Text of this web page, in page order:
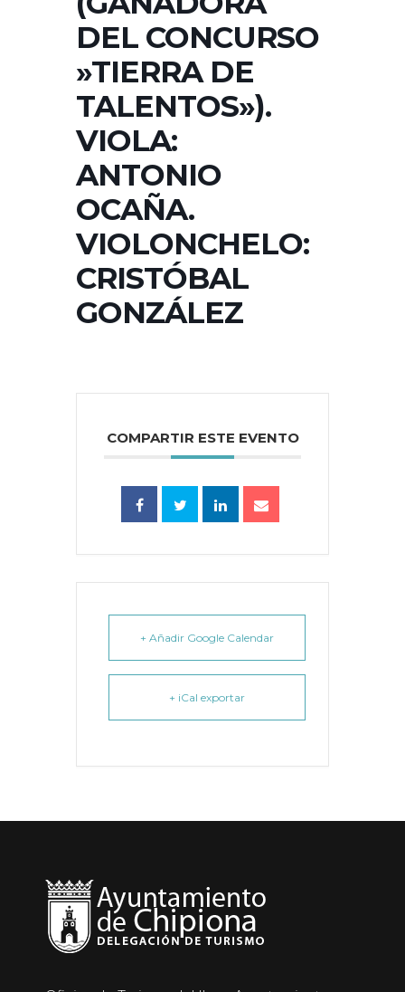
DEL CONCURSO
»TIERRA DE
TALENTOS»).
VIOLA:
ANTONIO
OCAÑA.
VIOLONCHELO:
CRISTÓBAL
GONZÁLEZ
COMPARTIR ESTE EVENTO
+ Añadir Google Calendar
+ iCal exportar